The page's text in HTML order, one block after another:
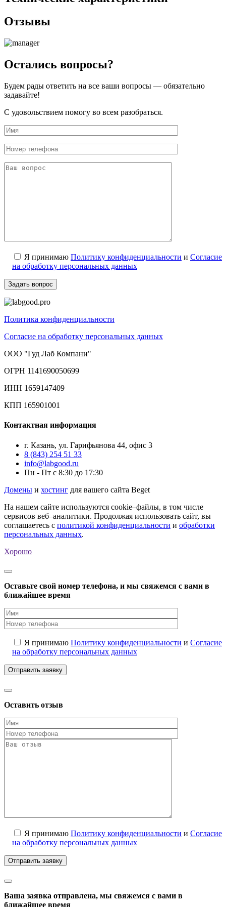
Отзывы
Остались вопросы?
Будем рады ответить на все ваши вопросы — обязательно
задавайте!
С удовольствием помогу во всем разобраться.
Я принимаю Политику конфиденциальности и Согласие
на обработку персональных данных
Политика конфиденциальности
Согласие на обработку персональных данных
ООО "Гуд Лаб Компани"
ОГРН 1141690050699
ИНН 1659147409
КПП 165901001
Контактная информация
г. Казань, ул. Гарифьянова 44, офис 3
8 (843) 254 51 33
info@labgood.ru
Пн - Пт с 8:30 до 17:30
Домены и хостинг для вашего сайта Beget
На нашем сайте используются cookie–файлы, в том числе
сервисов веб–аналитики. Продолжая использовать сайт, вы
соглашаетесь с политикой конфиденциальности и обработки
персональных данных.
Хорошо
Оставьте свой номер телефона, и мы свяжемся с вами в
ближайшее время
Я принимаю Политику конфиденциальности и Согласие
на обработку персональных данных
Оставить отзыв
Я принимаю Политику конфиденциальности и Согласие
на обработку персональных данных
Ваша заявка отправлена, мы свяжемся с вами в
ближайшее время